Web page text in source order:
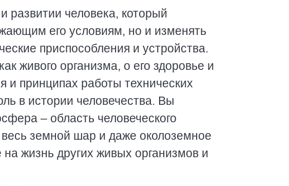
развитии человека, который
его условиям, но и изменять
приспособления и устройства.
живого организма, о его здоровье и
и принципах работы технических
в истории человечества. Вы
– область человеческого
земной шар и даже околоземное
жизнь других живых организмов и